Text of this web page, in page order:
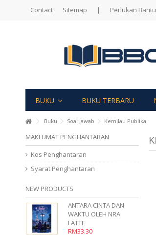
Contact Sitemap | Perlukan
BUKU BUKU TERBARU
Buku Soal Jawab Kemilau Publika
MAKLUMAT PENGHANTARAN
Kos Penghantaran
Syarat Penghantaran
NEW PRODUCTS
ANTARA CINTA DAN
WAKTU OLEH NRA
LATTE
RM33.30